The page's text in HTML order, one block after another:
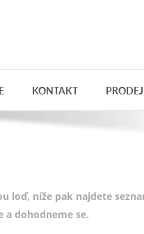
KONTAKT
loď, níže pak najdete
dohodneme se.